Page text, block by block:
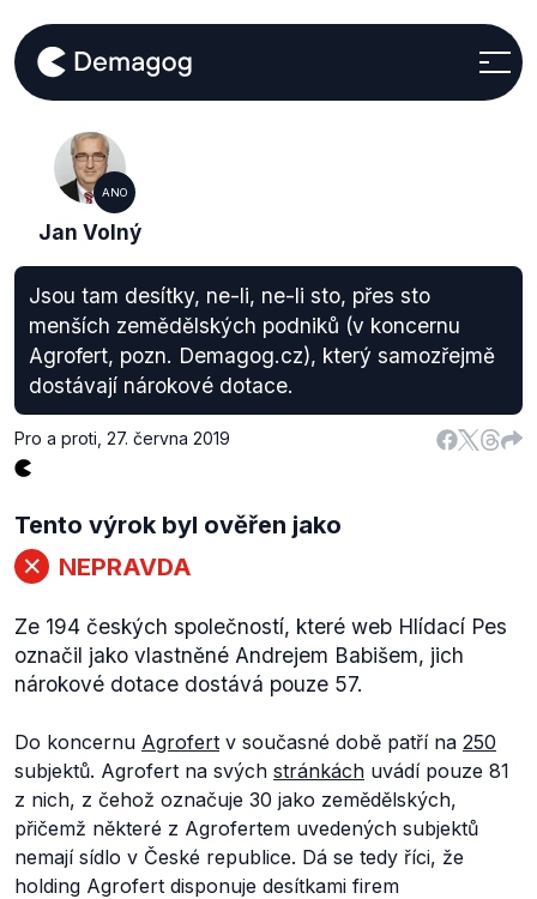
ANO
Jan Volný
Jsou tam desítky, ne-li, ne-li sto, přes sto
menších zemědělských podniků (v koncernu
Agrofert, pozn. Demagog.cz), který samozřejmě
dostávají nárokové dotace.
Pro a proti 27. června 2019
Tento výrok byl ověřen jako
NEPRAVDA
Ze 194 českých společností, které web Hlídací Pes
označil jako vlastněné Andrejem Babišem, jich
nárokové dotace dostává pouze 57.
Do koncernu Agrofert v současné době patří na 250
subjektů. Agrofert na svých stránkách uvádí pouze 81
z nich, z čehož označuje 30 jako zemědělských,
přičemž některé z Agrofertem uvedených subjektů
nemají sídlo v České republice. Dá se tedy říci, že
holding Agrofert disponuje desítkami firem